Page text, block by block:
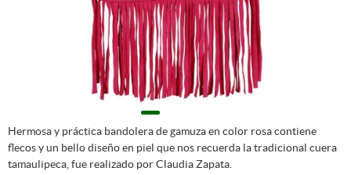
Hermosa y práctica bandolera de gamuza en color rosa contiene
flecos y un bello diseño en piel que nos recuerda la tradicional cuera
tamaulipeca, fue realizado por Claudia Zapata.